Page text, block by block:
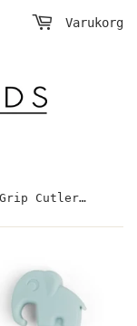
Varukorg
Done by Deer Easy-Grip Cutlery Set Blue